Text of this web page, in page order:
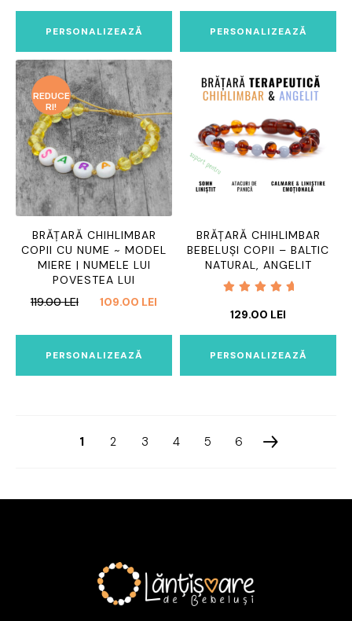
129.00 LEI.
PERSONALIZEAZĂ
A
FOST:
ESTE:
PERSONALIZEAZĂ
BRĂȚARĂ CHIHLIMBAR
COPII CU NUME ~ MODEL
MIERE | NUMELE LUI
POVESTEA LUI
REDUCE
RI!
119.00LEI
PREȚUL
A
FOST:
109.00 LEI
ESTE:
109.00 LEI.
PERSONALIZEAZĂ
BRĂȚARĂ CHIHLIMBAR
BEBELUȘI COPII – BALTIC
NATURAL, ANGELIT
la5.00
din 5
129.00 LEI
PERSONALIZEAZĂ
1 2 3 4 5 6